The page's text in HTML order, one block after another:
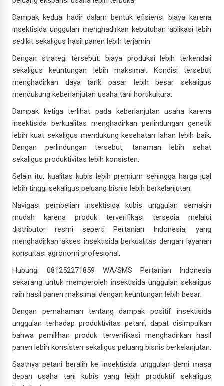
Dampak kedua hadir dalam bentuk efisiensi biaya karena
insektisida unggulan menghadirkan kebutuhan aplikasi lebih
sedikit sekaligus hasil panen lebih terjamin.
Dengan strategi tersebut, biaya produksi lebih terkendali
sekaligus keuntungan lebih maksimal. Kondisi tersebut
menghadirkan daya tarik pasar lebih besar sekaligus
mendukung keberlanjutan usaha tani hortikultura.
Dampak ketiga terlihat pada keberlanjutan usaha karena
insektisida berkualitas menghadirkan perlindungan genetik
lebih kuat sekaligus mendukung kesehatan lahan lebih baik.
Dengan perlindungan tersebut, tanaman lebih sehat
sekaligus produktivitas lebih konsisten.
Selain itu, kualitas kubis lebih premium sehingga harga jual
lebih tinggi sekaligus peluang bisnis lebih berkelanjutan.
Navigasi pembelian insektisida kubis unggulan semakin
mudah karena produk terverifikasi tersedia melalui
distributor resmi seperti Pertanian Indonesia, yang
menghadirkan akses insektisida berkualitas dengan layanan
konsultasi agronomi profesional.
Hubungi 081252271859 WA/SMS Pertanian Indonesia
sekarang untuk memperoleh insektisida unggulan sekaligus
raih hasil panen maksimal dengan keuntungan lebih besar.
Dengan pemahaman tentang dampak positif insektisida
unggulan terhadap produktivitas petani, dapat disimpulkan
bahwa pemilihan produk terverifikasi menghadirkan hasil
panen lebih konsisten sekaligus peluang bisnis berkelanjutan.
Saatnya petani beralih ke insektisida unggulan demi masa
depan usaha tani kubis yang lebih produktif sekaligus